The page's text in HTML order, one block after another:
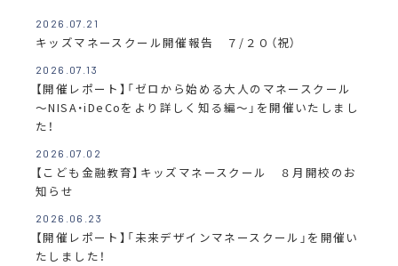
2026.07.21
キッズマネースクール開催報告 ７/２０（祝）
2026.07.13
【開催レポート】「ゼロから始める大人のマネースクール
～NISA・iDeCoをより詳しく知る編～」を開催いたしまし
た！
2026.07.02
【こども金融教育】キッズマネースクール ８月開校のお
知らせ
2026.06.23
【開催レポート】「未来デザインマネースクール」を開催い
たしました！